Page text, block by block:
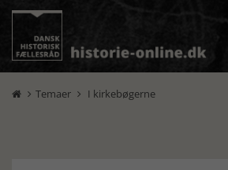
 Temaer  I kirkebøgerne